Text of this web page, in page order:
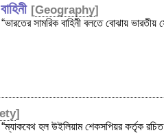
[Geography]
“ভারতের সামরিক বাহিনী বলতে বোঝায় ভারতীয়
]
“ম্যাকবেথ হল উইলিয়াম শেকসপিয়র কর্তৃক